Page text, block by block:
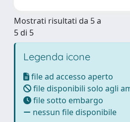
Mostrati risultati da 5 a
5 di 5
Legenda icone
file ad accesso aperto
file disponibili solo agli
file sotto embargo
nessun file disponibile